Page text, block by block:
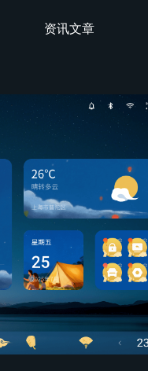
资讯文章